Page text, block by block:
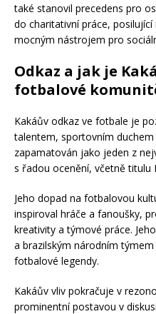
také stanovil precedens pro
do charitativní práce,
mocným nástrojem pro
Odkaz a jak je
fotbalové
Kakáův odkaz ve fotbale je
talentem, sportovním duchem
zapamatován jako jeden z
s řadou ocenění, včetně titulu
Jeho dopad na fotbalovou
inspiroval hráče a fanoušky,
kreativity a týmové práce.
a brazilským národním
fotbalové legendy.
Kakáův vliv pokračuje v
prominentní postavou v